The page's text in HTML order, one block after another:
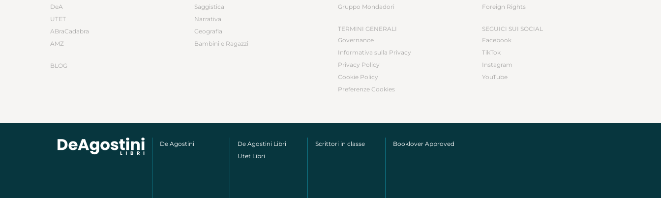
DeA
UTET
ABraCadabra
AMZ
BLOG
Saggistica
Narrativa
Geografia
Bambini e Ragazzi
Gruppo Mondadori
TERMINI GENERALI
Governance
Informativa sulla Privacy
Privacy Policy
Cookie Policy
Preferenze Cookies
Foreign Rights
SEGUICI SUI SOCIAL
Facebook
TikTok
Instagram
YouTube
De Agostini
De Agostini Libri
Utet Libri
Scrittori in classe Booklover Approved